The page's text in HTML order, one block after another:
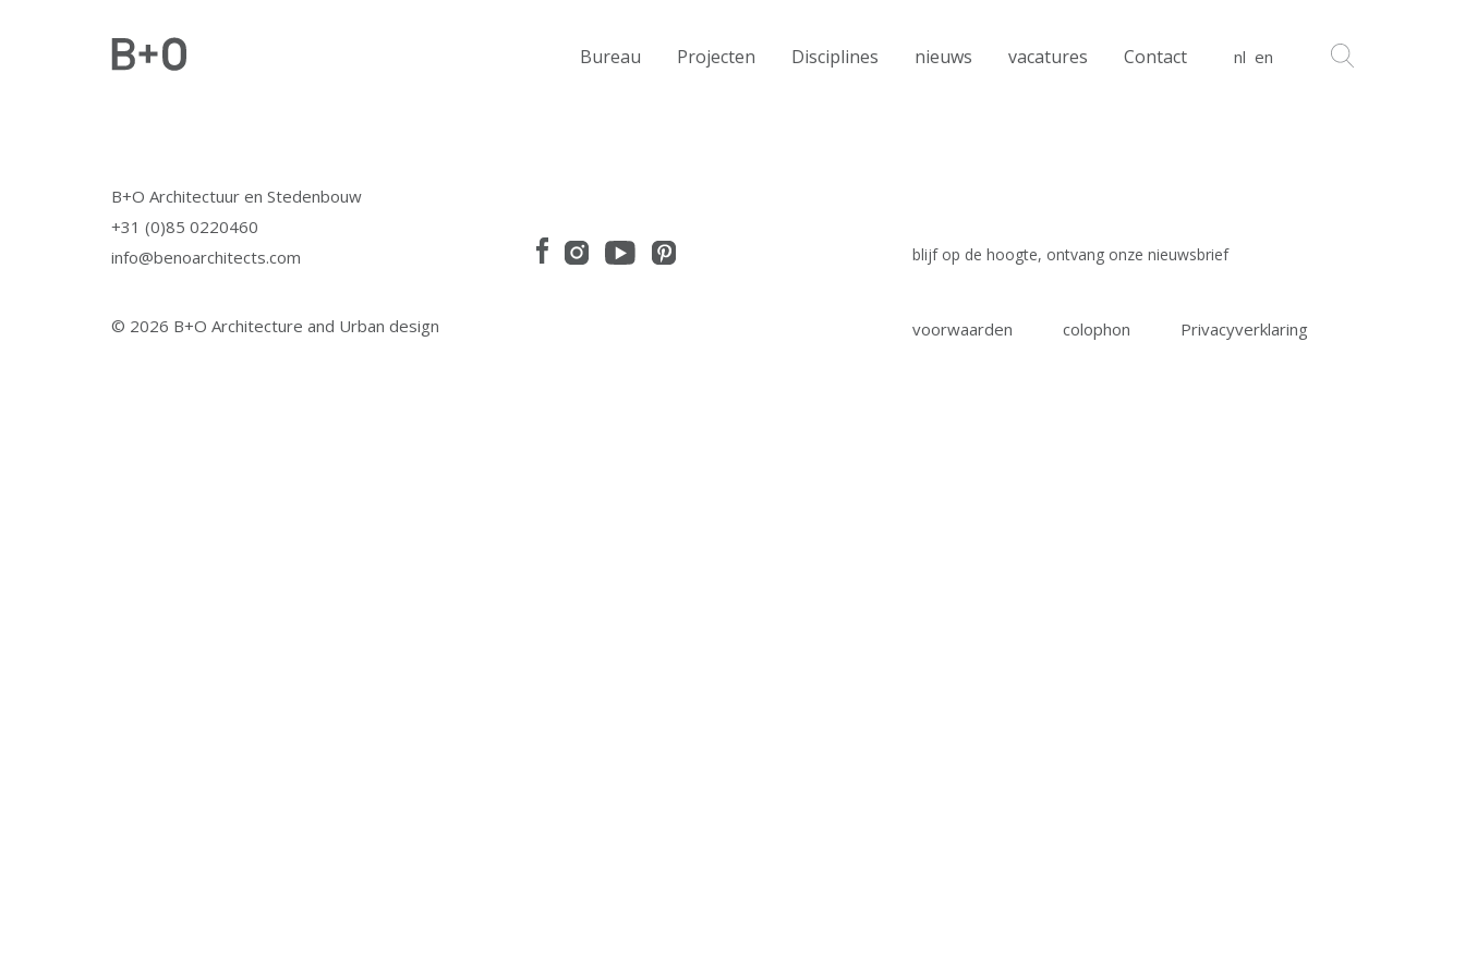
nl en
Bureau Projecten Disciplines nieuws vacatures Contact
B+O Architectuur en Stedenbouw
+31 (0)85 0220460
info@benoarchitects.com
© 2026 B+O Architecture and Urban design
blijf op de hoogte, ontvang onze nieuwsbrief
voorwaarden colophon Privacyverklaring